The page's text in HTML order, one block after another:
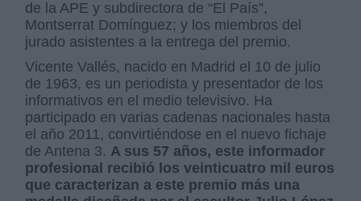
de la APE y subdirectora de “El País”,
Montserrat Domínguez; y los miembros del
jurado asistentes a la entrega del premio.
Vicente Vallés, nacido en Madrid el 10 de julio
de 1963, es un periodista y presentador de los
informativos en el medio televisivo. Ha
participado en varias cadenas nacionales hasta
el año 2011, convirtiéndose en el nuevo fichaje
de Antena 3. A sus 57 años, este informador
profesional recibió los veinticuatro mil euros
que caracterizan a este premio más una